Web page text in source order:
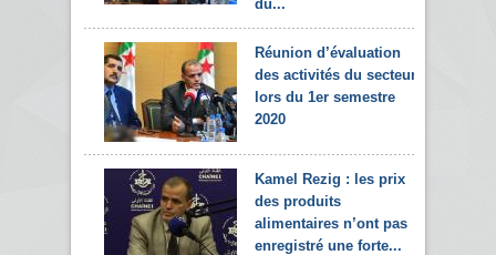
du...
Réunion d’évaluation
des activités du secteur
lors du 1er semestre
2020
Kamel Rezig : les prix
des produits
alimentaires n’ont pas
enregistré une forte...